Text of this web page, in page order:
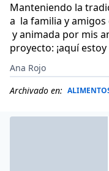
Manteniendo la
a la familia y amigos
y animada por mis
proyecto: ¡aquí estoy
Ana Rojo
Archivado en: